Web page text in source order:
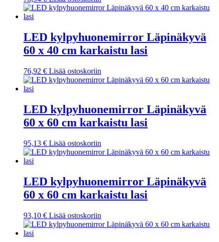
LED kylpyhuonemirror Läpinäkyvä
60 x 40 cm karkaistu lasi
76,92 € Lisää ostoskoriin
LED kylpyhuonemirror Läpinäkyvä
60 x 60 cm karkaistu lasi
95,13 € Lisää ostoskoriin
LED kylpyhuonemirror Läpinäkyvä
60 x 60 cm karkaistu lasi
93,10 € Lisää ostoskoriin